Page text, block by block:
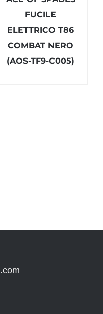
FUCILE
ELETTRICO T86
COMBAT NERO
(AOS-TF9-C005)